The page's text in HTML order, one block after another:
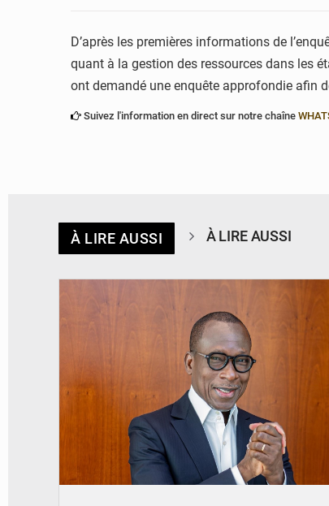
D’après les premières informations de
quant à la gestion des ressources dans les
ont demandé une enquête approfondie afin
Suivez l'information en direct sur notre chaîne
À LIRE AUSSI À LIRE AUSSI